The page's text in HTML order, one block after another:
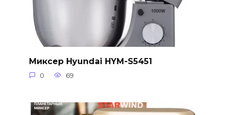
Миксер Hyundai HYM-S5451
0 69